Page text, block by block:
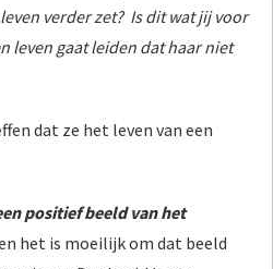
verder zet? Is dit wat jij voor
leven gaat leiden dat haar niet
dat ze het leven van een
positief beeld van het
het is moeilijk om dat beeld